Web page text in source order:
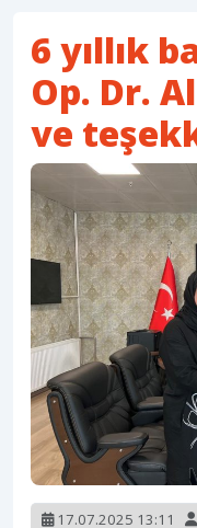
6 yıllık
Op. Dr.
ve
17.07.2025 13:11